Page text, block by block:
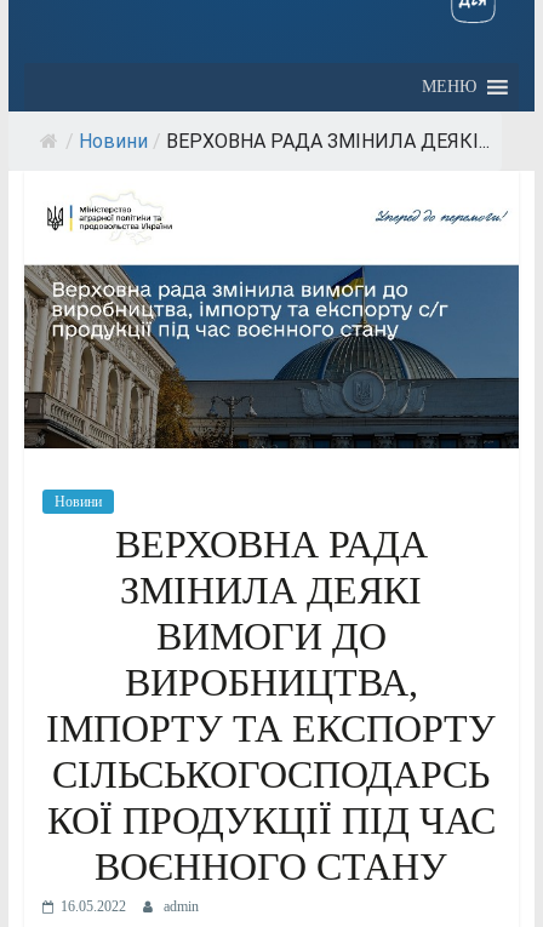
МЕНЮ
/ Новини / ВЕРХОВНА РАДА ЗМІНИЛА ДЕЯКІ...
Новини
ВЕРХОВНА РАДА
ЗМІНИЛА ДЕЯКІ
ВИМОГИ ДО
ВИРОБНИЦТВА,
ІМПОРТУ ТА ЕКСПОРТУ
СІЛЬСЬКОГОСПОДАРСЬ
КОЇ ПРОДУКЦІЇ ПІД ЧАС
ВОЄННОГО СТАНУ
16.05.2022 admin